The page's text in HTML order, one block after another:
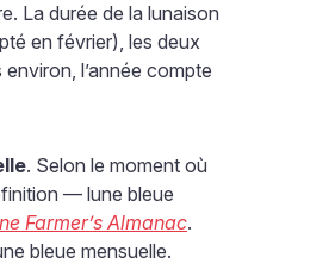
La durée de la lunaison
en février), les deux
l’année compte
. Selon le moment où
— lune bleue
Farmer’s Almanac.
bleue mensuelle.